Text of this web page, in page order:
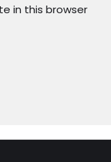
in this browser